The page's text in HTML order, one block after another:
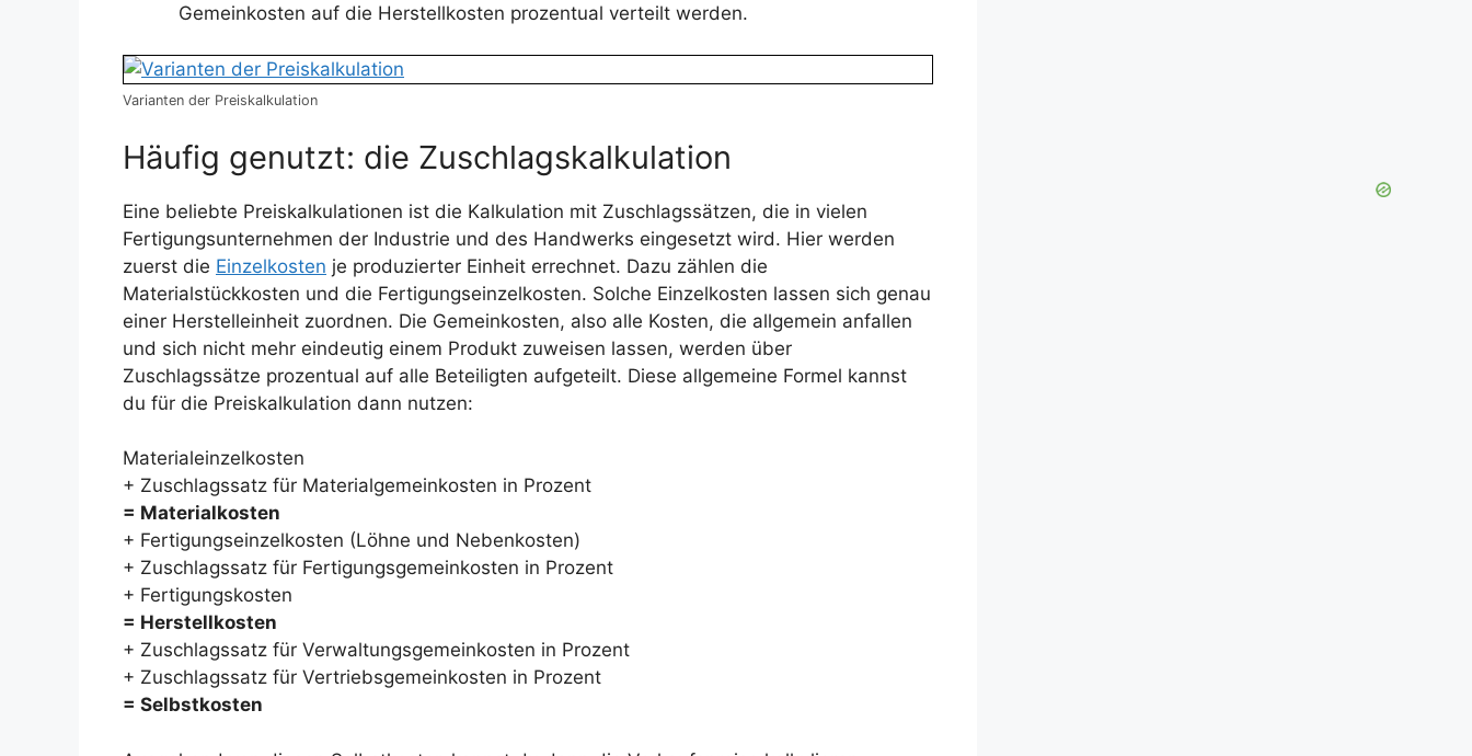
Gemeinkosten auf die Herstellkosten prozentual verteilt werden.
Varianten der Preiskalkulation
Häufig genutzt: die Zuschlagskalkulation
Eine beliebte Preiskalkulationen ist die Kalkulation mit Zuschlagssätzen, die in vielen
Fertigungsunternehmen der Industrie und des Handwerks eingesetzt wird. Hier werden
zuerst die Einzelkosten je produzierter Einheit errechnet. Dazu zählen die
Materialstückkosten und die Fertigungseinzelkosten. Solche Einzelkosten lassen sich genau
einer Herstelleinheit zuordnen. Die Gemeinkosten, also alle Kosten, die allgemein anfallen
und sich nicht mehr eindeutig einem Produkt zuweisen lassen, werden über
Zuschlagssätze prozentual auf alle Beteiligten aufgeteilt. Diese allgemeine Formel kannst
du für die Preiskalkulation dann nutzen:
Materialeinzelkosten
+ Zuschlagssatz für Materialgemeinkosten in Prozent
= Materialkosten
+ Fertigungseinzelkosten (Löhne und Nebenkosten)
+ Zuschlagssatz für Fertigungsgemeinkosten in Prozent
+ Fertigungskosten
= Herstellkosten
+ Zuschlagssatz für Verwaltungsgemeinkosten in Prozent
+ Zuschlagssatz für Vertriebsgemeinkosten in Prozent
= Selbstkosten